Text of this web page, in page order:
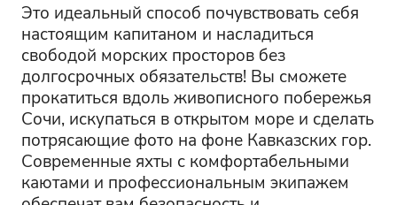
Это идеальный способ почувствовать себя
настоящим капитаном и насладиться
свободой морских просторов без
долгосрочных обязательств! Вы сможете
прокатиться вдоль живописного побережья
Сочи, искупаться в открытом море и сделать
потрясающие фото на фоне Кавказских гор.
Современные яхты с комфортабельными
каютами и профессиональным экипажем